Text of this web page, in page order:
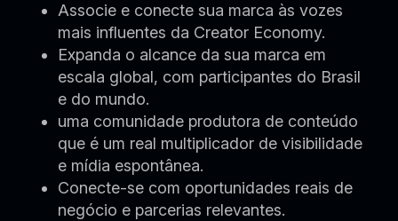
Associe e conecte sua marca às vozes
mais influentes da Creator Economy.
Expanda o alcance da sua marca em
escala global, com participantes do Brasil
e do mundo.
uma comunidade produtora de conteúdo
que é um real multiplicador de visibilidade
e mídia espontânea.
Conecte-se com oportunidades reais de
negócio e parcerias relevantes.